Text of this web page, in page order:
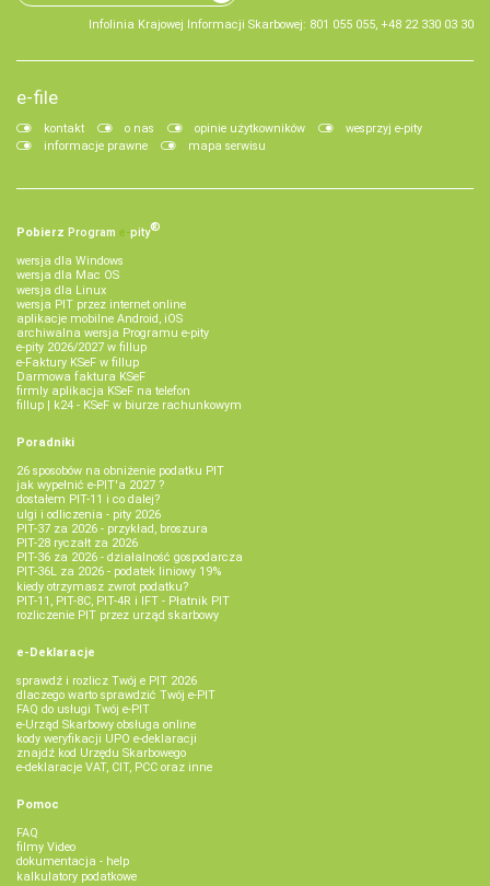
Infolinia Krajowej Informacji Skarbowej: 801 055 055, +48 22 330 03 30
e-file
kontakt o nas opinie użytkowników
wesprzyj e-pity
informacje prawne
mapa serwisu
Pobierz Program e‑pity®
wersja dla Windows
wersja dla Mac OS
wersja dla Linux
wersja PIT przez internet online
aplikacje mobilne Android, iOS
archiwalna wersja Programu e-pity
e-pity 2026/2027 w fillup
e‑Faktury KSeF w fillup
Darmowa faktura KSeF
firmly aplikacja KSeF na telefon
fillup | k24 - KSeF w biurze rachunkowym
Poradniki
26 sposobów na obniżenie podatku PIT
jak wypełnić e-PIT'a 2027 ?
dostałem PIT-11 i co dalej?
ulgi i odliczenia - pity 2026
PIT-37 za 2026 - przykład, broszura
PIT-28 ryczałt za 2026
PIT-36 za 2026 - działalność gospodarcza
PIT-36L za 2026 - podatek liniowy 19%
kiedy otrzymasz zwrot podatku?
PIT-11, PIT-8C, PIT-4R i IFT - Płatnik PIT
rozliczenie PIT przez urząd skarbowy
e-Deklaracje
sprawdź i rozlicz Twój e PIT 2026
dlaczego warto sprawdzić Twój e-PIT
FAQ do usługi Twój e-PIT
e-Urząd Skarbowy obsługa online
kody weryfikacji UPO e-deklaracji
znajdź kod Urzędu Skarbowego
e-deklaracje VAT, CIT, PCC oraz inne
Pomoc
FAQ
filmy Video
dokumentacja - help
kalkulatory podatkowe